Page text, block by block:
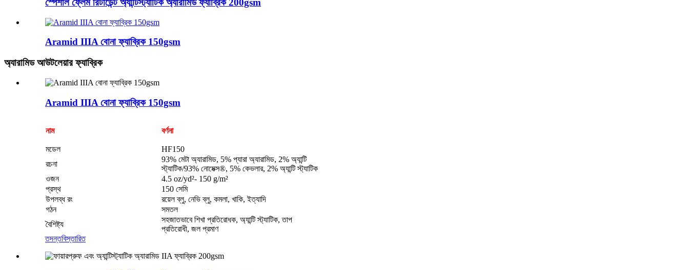
স্পেশাল ফ্লেম রিটার্ডেন্ট অ্যান্টিস্ট্যাটিক অ্যারামিড ফ্যাব্রিক 200gsm
Aramid IIIA বোনা ফ্যাব্রিক 150gsm
অ্যারামিড আউটলেয়ার ফ্যাব্রিক
Aramid IIIA বোনা ফ্যাব্রিক 150gsm
নাম বর্ণনা
মডেল
HF150
রচনা
93% মেটা অ্যারামিড, 5% প্যারা অ্যারামিড, 2% অ্যান্টি
স্ট্যাটিক/93% নোমেক্স®, 5% কেভলার, 2% অ্যান্টি স্ট্যাটিক
ওজন
4.5 oz/yd²- 150 g/m²
প্রস্থ
150 সেমি
উপলব্ধ রং
রয়েল ব্লু, নেভি ব্লু, কমলা, খাকি, ইত্যাদি
গঠন
সমতল
বৈশিষ্ট্য
সহজাতভাবে শিখা প্রতিরোধক, অ্যান্টি স্ট্যাটিক, তাপ
প্রতিরোধী, জল প্রমাণ
তদন্তবিস্তারিত